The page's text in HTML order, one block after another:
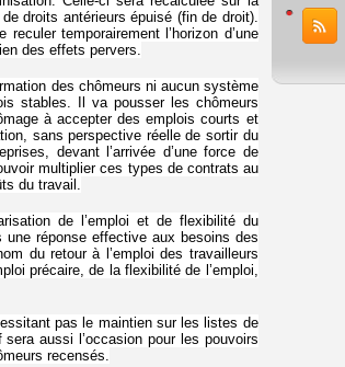
droits antérieurs épuisé (fin de droit).
temporairement l’horizon d’une
des effets pervers.
des chômeurs ni aucun système
stables. Il va pousser les chômeurs
à accepter des emplois courts et
sans perspective réelle de sortir du
devant l’arrivée d’une force de
multiplier ces types de contrats au
du travail.
de l’emploi et de flexibilité du
réponse effective aux besoins des
du retour à l’emploi des travailleurs
précaire, de la flexibilité de l’emploi,
pas le maintien sur les listes de
aussi l’occasion pour les pouvoirs
recensés.